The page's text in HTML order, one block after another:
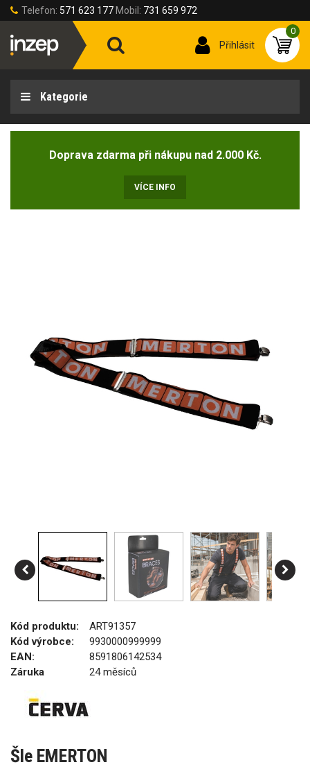
Telefon: 571 623 177 Mobil: 731 659 972
Přihlásit
0
Kategorie
Doprava zdarma při nákupu nad 2.000 Kč.
VÍCE INFO
Kód produktu:
ART91357
Kód výrobce:
9930000999999
EAN:
8591806142534
Záruka
24 měsíců
Šle EMERTON